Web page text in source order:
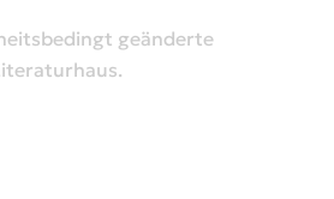
geänderte